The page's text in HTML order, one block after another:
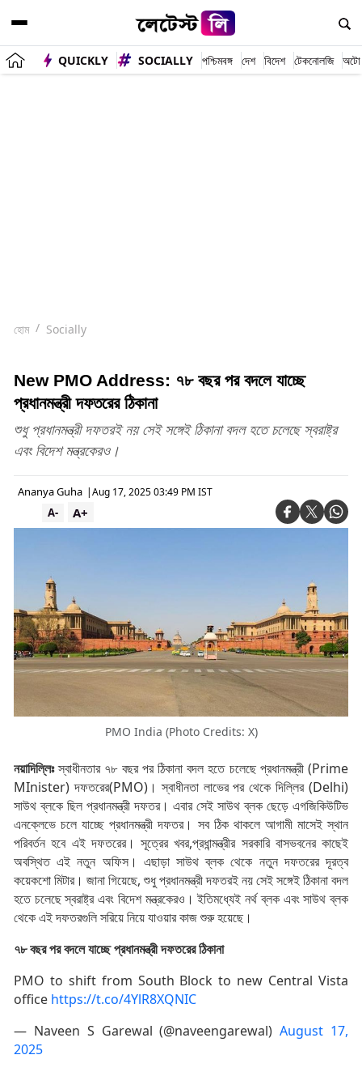
QUICKLY SOCIALLY পশ্চিমবঙ্গ দেশ বিদেশ টেকনোলজি অটো
হোম Socially
New PMO Address: ৭৮ বছর পর বদলে যাচ্ছে
প্রধানমন্ত্রী দফতরের ঠিকানা
শুধু প্রধানমন্ত্রী দফতরই নয় সেই সঙ্গেই ঠিকানা বদল হতে চলেছে স্বরাষ্ট্র
এবং বিদেশ মন্ত্রকেরও।
Ananya Guha |Aug 17, 2025 03:49 PM IST
A+
A-
PMO India (Photo Credits: X)
নয়াদিল্লিঃ স্বাধীনতার ৭৮ বছর পর ঠিকানা বদল হতে চলেছে প্রধানমন্ত্রী(Prime
MInister)দফতরের(PMO)। স্বাধীনতা লাভের পর থেকে দিল্লির(Delhi)
সাউথ ব্লকে ছিল প্রধানমন্ত্রী দফতর। এবার সেই সাউথ ব্লক ছেড়ে এগজিকিউটিভ
এনক্লেভে চলে যাচ্ছে প্রধানমন্ত্রী দফতর। সব ঠিক থাকলে আগামী মাসেই স্থান
পরিবর্তন হবে এই দফতরের। সূত্রের খবর,প্রধান্মন্ত্রীর সরকারি বাসভবনের কাছেই
অবস্থিত এই নতুন অফিস। এছাড়া সাউথ ব্লক থেকে নতুন দফতরের দূরত্ব
কয়েকশোমিটার। জানাগিয়েছে, শুধুপ্রধানমন্ত্রীদফতরইনয়সেইসঙ্গেইঠিকানাবদল
হতে চলেছে স্বরাষ্ট্র এবং বিদেশ মন্ত্রকেরও। ইতিমধ্যেই নর্থ ব্লক এবং সাউথ ব্লক
থেকেএইদফতরগুলিসরিয়েনিয়েযাওয়ারকাজশুরুহয়েছে।
৭৮ বছর পর বদলে যাচ্ছে প্রধানমন্ত্রী দফতরের ঠিকানা
PMO to shift from South Block to new Central Vista
office https://t.co/4YlR8XQNIC
— Naveen S Garewal (@naveengarewal)August 17,
2025